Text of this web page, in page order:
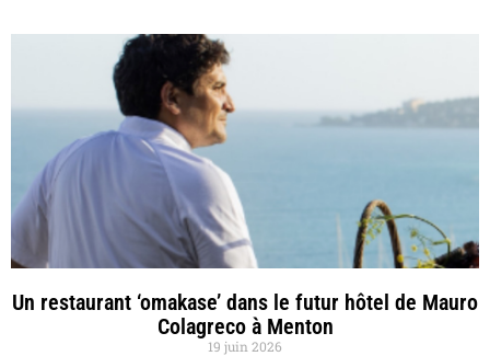
Un restaurant ‘omakase’ dans le futur hôtel de Mauro
Colagreco à Menton
19 juin 2026